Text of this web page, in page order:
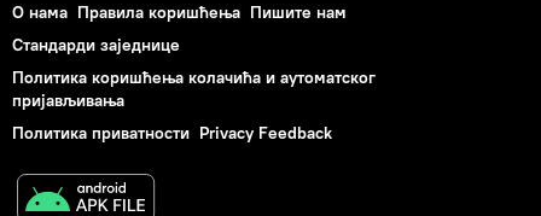
О нама Правила коришћења Пишите нам
Стандарди заједнице
Политика коришћења колачића и аутоматског
пријављивања
Политика приватности Privacy Feedback